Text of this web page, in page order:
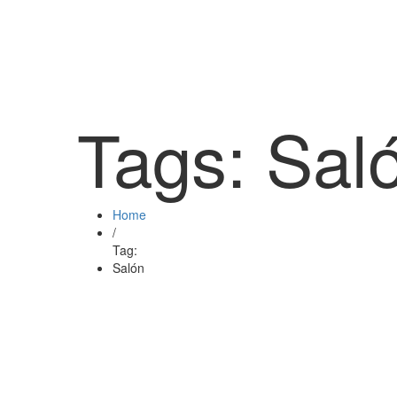
Tags:
Home
/
Tag:
Salón